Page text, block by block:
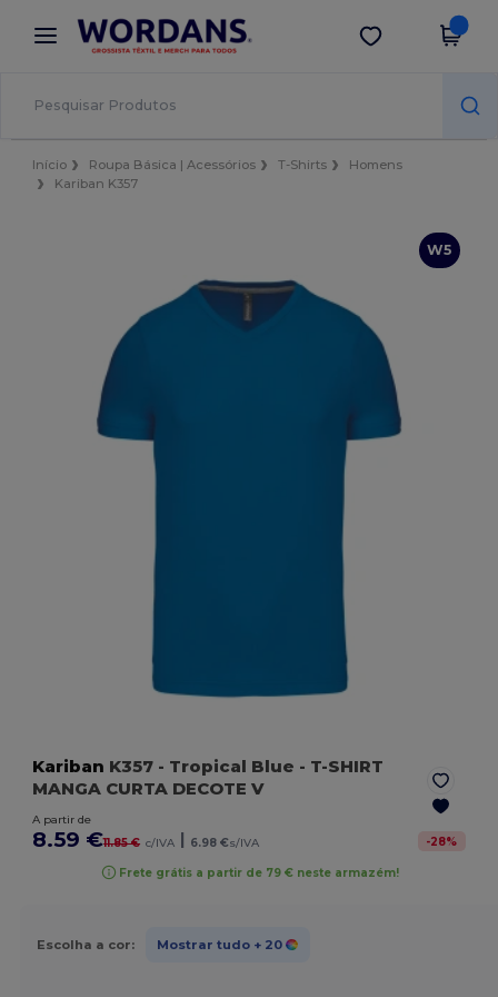
× App Wordans
Melhores preços na app!
Obter app
Início Roupa Básica | Acessórios T-Shirts
Homens
Kariban K357
W5
Kariban K357 - Tropical Blue - T-SHIRT
MANGA CURTA DECOTE V
A partir de
8.59 €11.85 € c/IVA | 6.98 €s/IVA -28%
Frete grátis a partir de 79 € neste armazém!
Escolha a cor: Mostrar tudo + 20